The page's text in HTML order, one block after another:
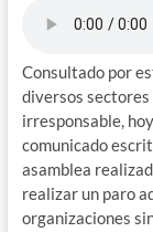
Consultado por
diversos
irresponsable,
comunicado
asamblea
realizar un paro
organizaciones